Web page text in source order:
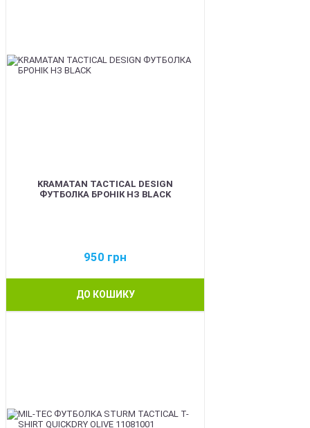
KRAMATAN TACTICAL DESIGN
ФУТБОЛКА БРОНІК НЗ BLACK
950 грн
ДО КОШИКУ